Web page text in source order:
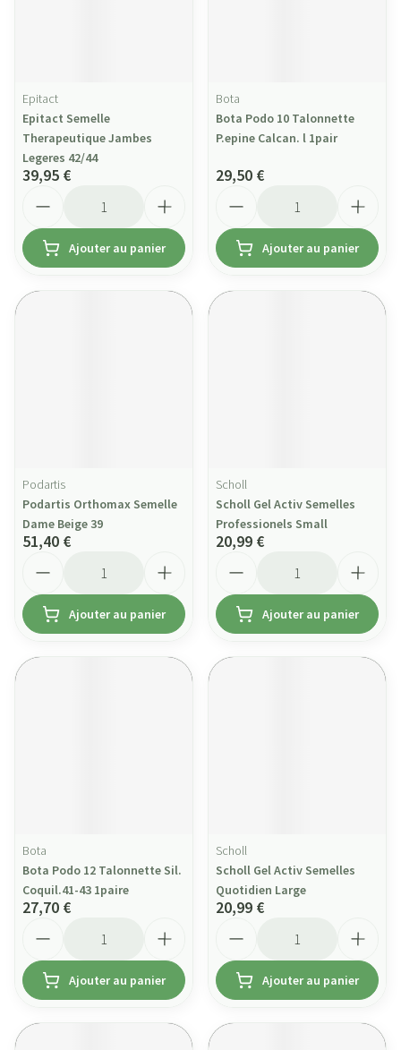
Epitact
Epitact Semelle
Therapeutique Jambes
Legeres 42/44
39,95 €
Ajouter au panier
Bota
Bota Podo 10 Talonnette
P.epine Calcan. l 1pair
29,50 €
Ajouter au panier
Podartis
Podartis Orthomax Semelle
Dame Beige 39
51,40 €
Ajouter au panier
Scholl
Scholl Gel Activ Semelles
Professionels Small
20,99 €
Ajouter au panier
Bota
Bota Podo 12 Talonnette Sil.
Coquil.41-43 1paire
27,70 €
Ajouter au panier
Scholl
Scholl Gel Activ Semelles
Quotidien Large
20,99 €
Ajouter au panier